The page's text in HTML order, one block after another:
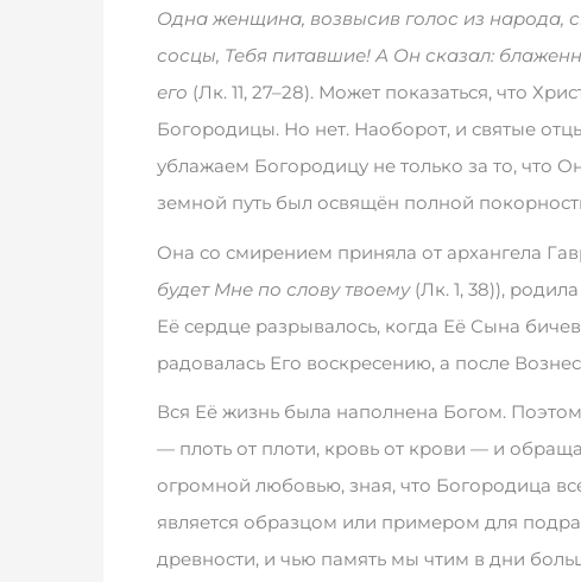
Одна женщина, возвысив голос из народа,
сосцы, Тебя питавшие! А Он сказал:
его (Лк. 11, 27–28). Может показаться, что
Богородицы. Но нет. Наоборот, и святые
ублажаем Богородицу не только за то, что
земной путь был освящён полной
Она со смирением приняла от архангела
будет Мне по слову твоему (Лк. 1, 38)),
Её сердце разрывалось, когда Её Сына
радовалась Его воскресению, а после
Вся Её жизнь была наполнена Богом.
— плоть от плоти, кровь от крови — и
огромной любовью, зная, что Богородица
является образцом или примером для
древности, и чью память мы чтим в дни